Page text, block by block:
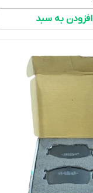
افزودن به سبد